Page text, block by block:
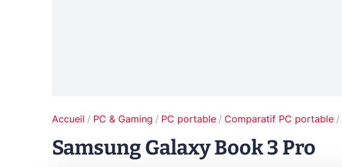
Accueil PC & Gaming PC portable Comparatif PC portable
Samsung Galaxy Book 3 Pro